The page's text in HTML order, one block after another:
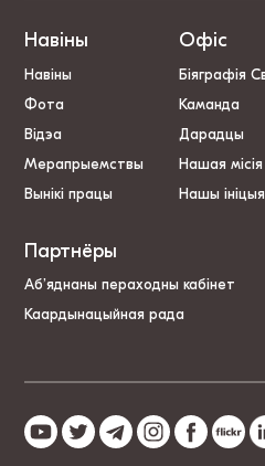
Навіны
Навіны
Фота
Відэа
Мерапрыемствы
Вынікі працы
Офіс
Біяграфія
Каманда
Дарадцы
Нашая місія
Нашы
Партнёры
Аб’яднаны пераходны кабінет
Каардынацыйная рада